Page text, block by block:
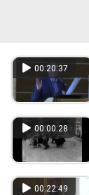
00:20:37
00:00:28
00:22:49